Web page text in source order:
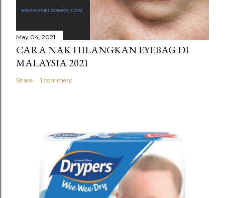
May 04, 2021
CARA NAK HILANGKAN EYEBAG DI
MALAYSIA 2021
Share 1 comment